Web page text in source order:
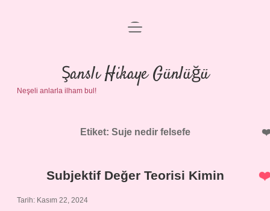
Anasayfa
Gizlilik Politikası
menüyü
Şanslı Hikaye Günlüğü
Neşeli anlarla ilham bul!
Etiket: Suje nedir felsefe
Subjektif Değer Teorisi Kimin
Tarih: Kasım 22, 2024